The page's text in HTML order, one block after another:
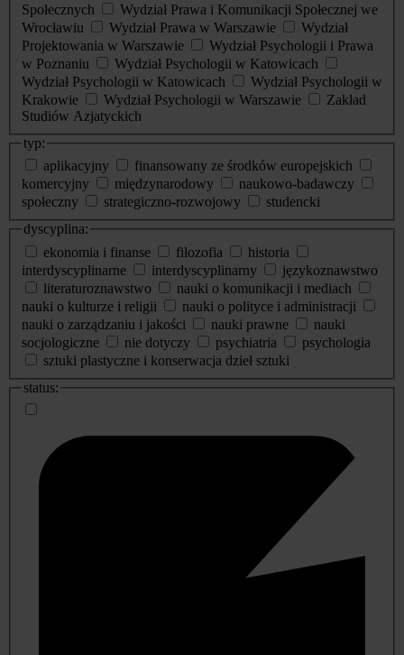
Społecznych
Wydział Prawa i Komunikacji Społecznej we
Wrocławiu
Wydział Prawa w Warszawie
Wydział
Projektowania w Warszawie
Wydział Psychologii i Prawa
w Poznaniu
Wydział Psychologii w Katowicach
Wydział Psychologii w Katowicach
Wydział Psychologii w
Krakowie
Wydział Psychologii w Warszawie
Zakład
Studiów Azjatyckich
typ:
aplikacyjny
finansowany ze środków europejskich
komercyjny
międzynarodowy
naukowo-badawczy
społeczny
strategiczno-rozwojowy
studencki
dyscyplina:
ekonomia i finanse
filozofia
historia
interdyscyplinarne
interdyscyplinarny
językoznawstwo
literaturoznawstwo
nauki o komunikacji i mediach
nauki o kulturze i religii
nauki o polityce i administracji
nauki o zarządzaniu i jakości
nauki prawne
nauki
socjologiczne
nie dotyczy psychiatria
psychologia
sztuki plastyczne i konserwacja dzieł sztuki
status: